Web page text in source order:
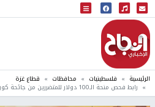
البث المباشر
إذاعة النجاح
الرئيسية فلسطينيات محافظات قطاع غزة
رابط فحص منحة الـ100 دولار للمتضررين من جائحة كورونا